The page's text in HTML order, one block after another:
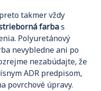
takmer vždy
farbas
Polyuretánový
nevybledne ani po
nezabúdajte, že
ADR predpisom,
povrchové úpravy.